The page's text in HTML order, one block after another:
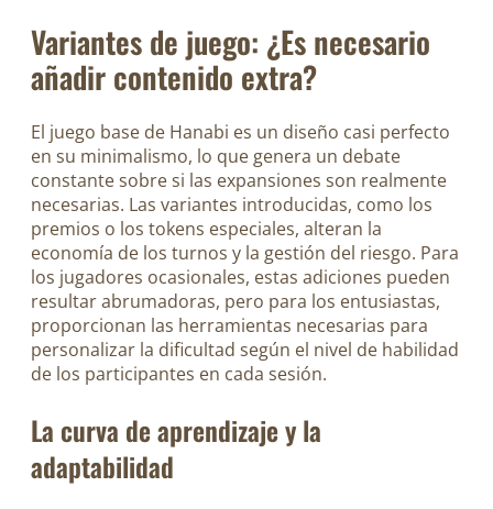
Variantes de juego: ¿Es necesario
añadir contenido extra?
El juego base de Hanabi es un diseño casi perfecto
en su minimalismo, lo que genera un debate
constante sobre si las expansiones son realmente
necesarias. Las variantes introducidas, como los
premios o los tokens especiales, alteran la
economía de los turnos y la gestión del riesgo. Para
los jugadores ocasionales, estas adiciones pueden
resultar abrumadoras, pero para los entusiastas,
proporcionan las herramientas necesarias para
personalizar la dificultad según el nivel de habilidad
de los participantes en cada sesión.
La curva de aprendizaje y la
adaptabilidad